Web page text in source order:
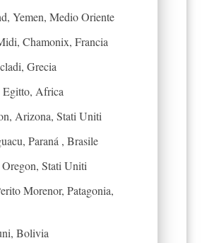
Yemen, Medio Oriente
Chamonix, Francia
Grecia
Africa
Arizona, Stati Uniti
Paraná , Brasile
Stati Uniti
Morenor, Patagonia,
Bolivia